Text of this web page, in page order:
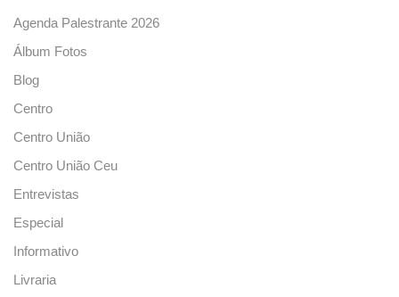
Agenda Palestrante 2026
Álbum Fotos
Blog
Centro
Centro União
Centro União Ceu
Entrevistas
Especial
Informativo
Livraria